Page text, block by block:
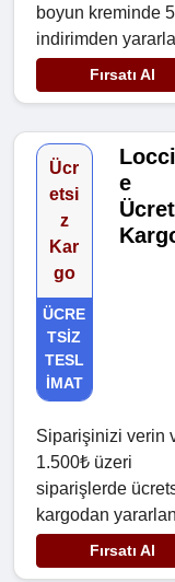
boyun kreminde
indirimden
Fırsatı Al
Ücr
etsi
z
Kar
go
ÜCRE
TSIZ
TESL
IMAT
e
Siparişinizi verin
1.500₺ üzeri
siparişlerde
kargodan
Fırsatı Al